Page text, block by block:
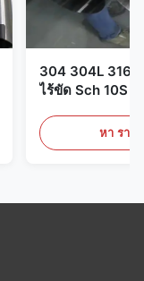
304 304L 316
ไร้ขัด Sch 10S ถึ
หา ราค